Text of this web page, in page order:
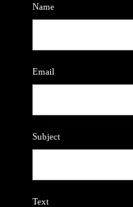
Name
Email
Subject
Text